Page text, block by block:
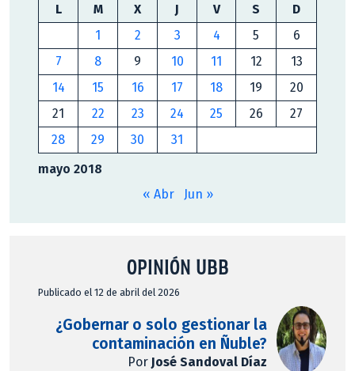
mayo 2018
L M X J V S
D
1
2 3 4 5
6
7
8 9 10 11 12
13
14
15 16 17 18 19
20
21
22 23 24 25 26
27
28
29 30 31
« Abr Jun »
OPINIÓN UBB
Publicado el 12 de abril del 2026
¿Gobernar o solo gestionar la
contaminación en Ñuble?
Por José Sandoval Díaz